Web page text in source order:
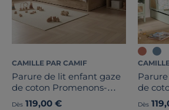
CAMILLE PAR CAMIF
Parure de lit enfant gaze
de coton Promenons-
nous dans les bois
Dès 119,00 €
de
d'eaux
Dès
Note des clients
Pays de fabrication